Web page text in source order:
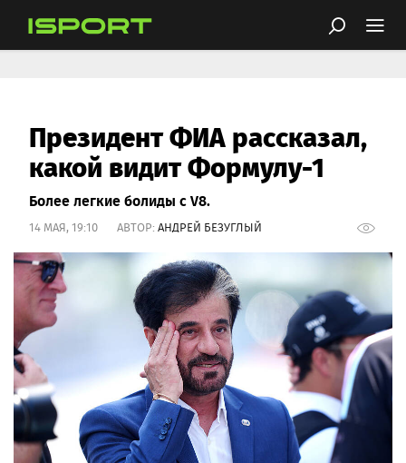
Президент ФИА рассказал,
какой видит Формулу-1
Более легкие болиды с V8.
14 МАЯ, 19:10 АВТОР: АНДРЕЙ БЕЗУГЛЫЙ